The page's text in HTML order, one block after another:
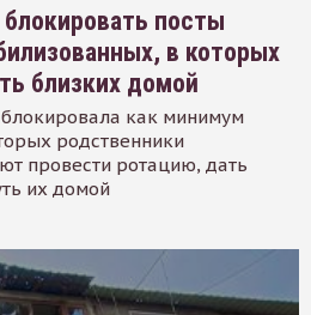
посты
в которых
близких домой
как минимум
родственники
провести ротацию, дать
их домой